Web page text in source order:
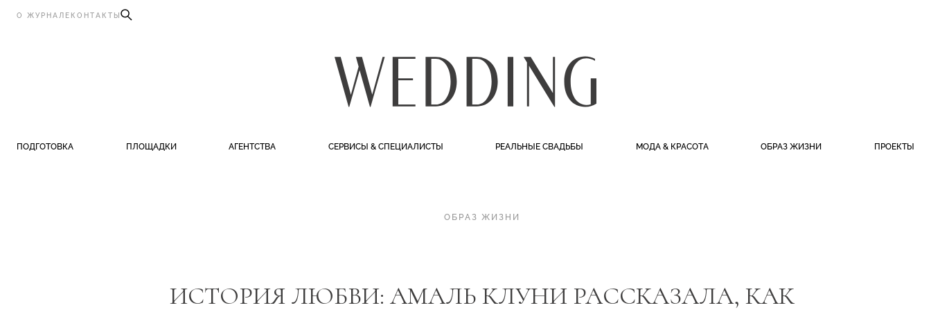
О ЖУРНАЛЕ КОНТАКТЫ
ПОДГОТОВКА ПЛОЩАДКИ АГЕНТСТВА СЕРВИСЫ & СПЕЦИАЛИСТЫ РЕАЛЬНЫЕ СВАДЬБЫ МОДА & КРАСОТА ОБРАЗ ЖИЗНИ ПРОЕКТЫ
ОБРАЗ ЖИЗНИ
ИСТОРИЯ ЛЮБВИ: АМАЛЬ КЛУНИ РАССКАЗАЛА, КАК